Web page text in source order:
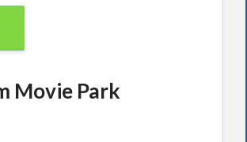
Movie Park